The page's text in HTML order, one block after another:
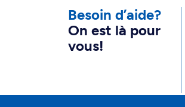
Besoin d’aide?
On est là pour
vous!